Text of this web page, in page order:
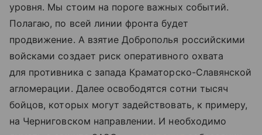
уровня. Мы стоим на пороге важных событий.
Полагаю, по всей линии фронта будет
продвижение. А взятие Доброполья российскими
войсками создает риск оперативного охвата
для противника с запада Краматорско-Славянской
агломерации. Далее освободятся сотни тысяч
бойцов, которых могут задействовать, к примеру,
на Черниговском направлении. И необходимо